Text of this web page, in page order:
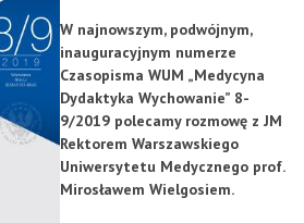
W najnowszym, podwójnym,
inauguracyjnym numerze
Czasopisma WUM „Medycyna
Dydaktyka Wychowanie” 8-
9/2019 polecamy rozmowę z JM
Rektorem Warszawskiego
Uniwersytetu Medycznego prof.
Mirosławem Wielgosiem.